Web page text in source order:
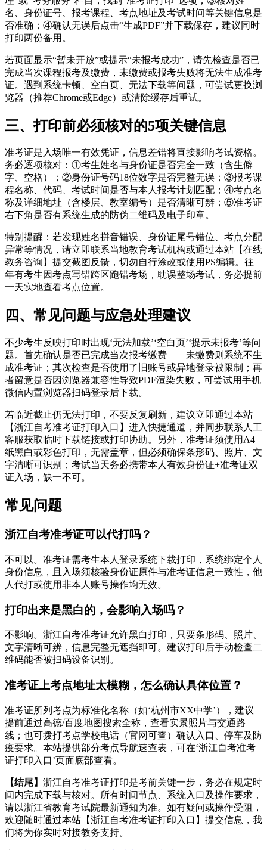
名、身份证号、报考课程、考点地址及考试时间等关键信息是
否准确；④确认无误后点击“生成PDF”并下载保存，建议同时
打印两份备用。
若页面显示“暂未开放”或提示“未报考成功”，请先检查是否已
完成当次课程报考及缴费，未缴费或报考失败将无法生成准考
证。遇到系统卡顿、空白页、无法下载等问题，可尝试更换浏
览器（推荐Chrome或Edge）或清除缓存后重试。
三、打印前必须核对的5项关键信息
准考证是入场唯一有效凭证，信息差错将直接影响考试资格。
务必逐项核对：①考生姓名与身份证是否完全一致（含生僻
字、空格）；②身份证号码18位数字是否完整无误；③报考课
程名称、代码、考试时间是否与本人报考计划匹配；④考点名
称及详细地址（含楼层、教室编号）是否清晰可辨；⑤准考证
右下角是否有系统生成的防伪二维码及电子印章。
特别提醒：若发现姓名拼音错误、身份证尾号错位、考点分配
异常等情况，请立即联系当地教育考试机构或通过本站【在线
教务咨询】提交截图反馈，切勿自行涂改或使用PS编辑。往
年有考生因考点写错跨区跑错考场，耽误整场考试，务必提前
一天实地查看考点位置。
四、常见问题与应急处理建议
不少考生反映打印时出现‘无法加载’‘空白页’‘提示未报考’等问
题。首先确认是否已完成当次报考缴费——未缴费则系统不生
成准考证；其次检查是否使用了旧账号或异地登录被限制；再
者留意是否因浏览器兼容性导致PDF渲染失败，可尝试用手机
微信内置浏览器扫码登录后下载。
若临近截止仍无法打印，不要反复刷新，建议立即通过本站
【浙江自考准考证打印入口】进入快捷通道，并同步联系人工
客服获取临时下载链接或打印协助。另外，准考证须使用A4
纸黑白或彩色打印，无需盖章，但必须确保条形码、照片、文
字清晰可识别；考试当天务必携带本人有效身份证+准考证双
证入场，缺一不可。
常见问题
浙江自考准考证可以代打吗？
不可以。准考证需考生本人登录系统下载打印，系统绑定个人
身份信息，且入场须核验身份证原件与准考证信息一致性，他
人代打或使用非本人账号操作均无效。
打印出来是黑白的，会影响入场吗？
不影响。浙江自考准考证允许黑白打印，只要条形码、照片、
文字清晰可辨，信息完整无遮挡即可。建议打印后手动检查二
维码能否被扫码设备识别。
准考证上考点地址太模糊，怎么确认具体位置？
准考证所列考点为标准化名称（如‘杭州市XX中学’），建议
提前通过高德/百度地图搜索全称，查看实景照片与交通路
线；也可拨打考点学校电话（官网可查）确认入口、停车及防
疫要求。本站提供部分考点导航速查表，可在‘浙江自考准考
证打印入口’页面底部查看。
【结尾】 浙江自考准考证打印是考前关键一步，务必在规定时
间内完成下载与核对。所有时间节点、系统入口及操作要求，
请以浙江省教育考试院最新通知为准。如有疑问或操作受阻，
欢迎随时通过本站【浙江自考准考证打印入口】提交信息，我
们将为你实时对接教务支持。